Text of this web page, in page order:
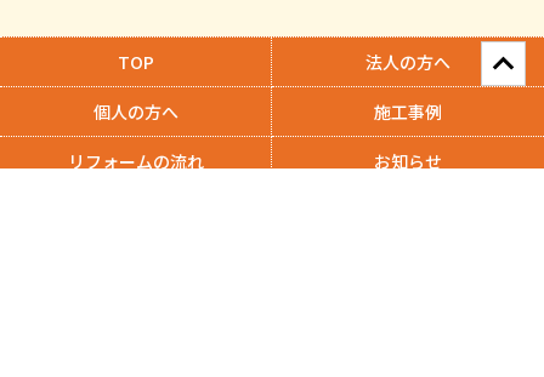
TOP 法人の方へ
個人の方へ 施工事例
リフォームの流れ お知らせ